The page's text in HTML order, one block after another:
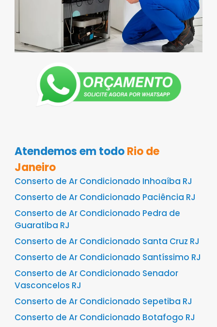
Atendemos em todoRio de
Janeiro
Conserto de Ar Condicionado Inhoaíba RJ
Conserto de Ar Condicionado Paciência RJ
Conserto de Ar Condicionado Pedra de
Guaratiba RJ
Conserto de Ar Condicionado Santa Cruz RJ
Conserto de Ar Condicionado Santíssimo RJ
Conserto de Ar Condicionado Senador
Vasconcelos RJ
Conserto de Ar Condicionado Sepetiba RJ
Conserto de Ar Condicionado Botafogo RJ